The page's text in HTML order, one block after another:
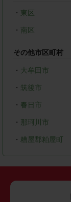
・ 東区
・ 南区
その他市区町村
・ 大牟田市
・ 筑後市
・ 春日市
・ 那珂川市
・ 糟屋郡粕屋町